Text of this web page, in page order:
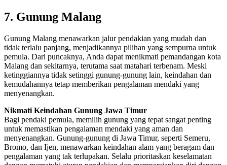
7. Gunung Malang
Gunung Malang menawarkan jalur pendakian yang mudah dan
tidak terlalu panjang, menjadikannya pilihan yang sempurna untuk
pemula. Dari puncaknya, Anda dapat menikmati pemandangan kota
Malang dan sekitarnya, terutama saat matahari terbenam. Meski
ketinggiannya tidak setinggi gunung-gunung lain, keindahan dan
kemudahannya tetap memberikan pengalaman mendaki yang
menyenangkan.
Nikmati Keindahan Gunung Jawa Timur
Bagi pendaki pemula, memilih gunung yang tepat sangat penting
untuk memastikan pengalaman mendaki yang aman dan
menyenangkan. Gunung-gunung di Jawa Timur, seperti Semeru,
Bromo, dan Ijen, menawarkan keindahan alam yang beragam dan
pengalaman yang tak terlupakan. Selalu prioritaskan keselamatan